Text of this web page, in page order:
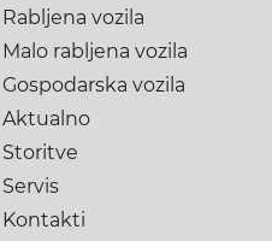
Rabljena vozila
Malo rabljena vozila
Gospodarska vozila
Aktualno
Storitve
Servis
Kontakti